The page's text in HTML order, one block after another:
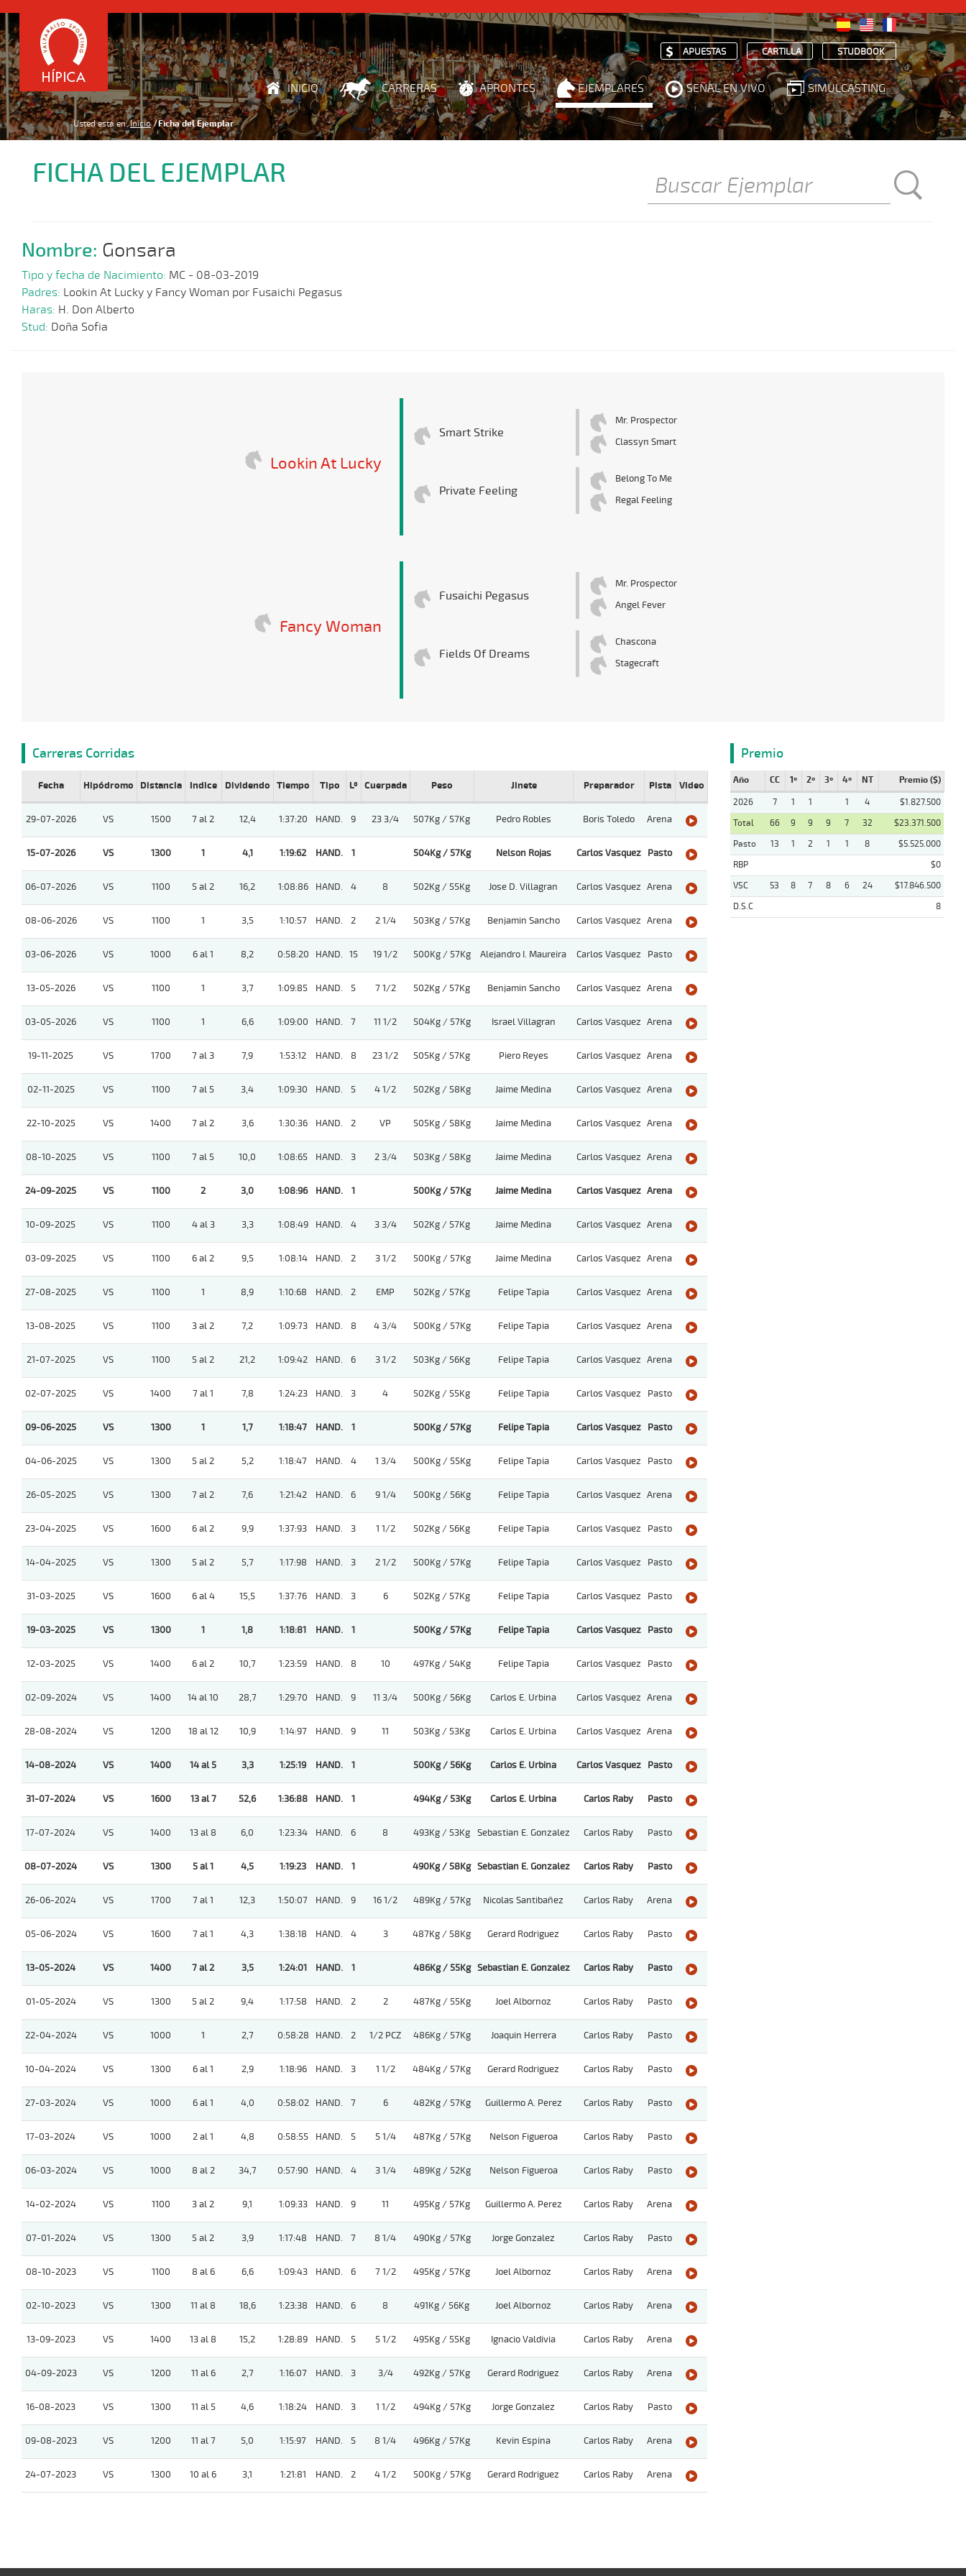
APUESTAS CARTILLA STUDBOOK
INICIO CARRERAS APRONTES EJEMPLARES SEÑAL EN VIVO SIMULCASTING
Usted está en: Inicio Ficha del Ejemplar
FICHA DEL EJEMPLAR
Nombre: Gonsara
Tipo y fecha de Nacimiento: MC - 08-03-2019
Padres: Lookin At Lucky y Fancy Woman por Fusaichi Pegasus
Haras: H. Don Alberto
Stud: Doña Sofia
Lookin At Lucky
Smart Strike
Mr. Prospector
Classyn Smart
Private Feeling
Belong To Me
Regal Feeling
Fancy Woman
Fusaichi Pegasus
Mr. Prospector
Angel Fever
Fields Of Dreams
Chascona
Stagecraft
Carreras Corridas
Fecha Hipódromo Distancia Indice Dividendo Tiempo Tipo Lº Cuerpada Peso Jinete Preparador Pista Video
29-07-2026 VS 1500 7 al 2 12,4 1:37:20 HAND. 9 23 3/4 507Kg / 57Kg Pedro Robles Boris Toledo Arena
15-07-2026 VS 1300 1 4,1 1:19:62 HAND. 1 504Kg / 57Kg Nelson Rojas Carlos Vasquez Pasto
06-07-2026 VS 1100 5 al 2 16,2 1:08:86 HAND. 4 8 502Kg / 55Kg Jose D. Villagran Carlos Vasquez Arena
08-06-2026 VS 1100 1 3,5 1:10:57 HAND. 2 2 1/4 503Kg / 57Kg Benjamin Sancho Carlos Vasquez Arena
03-06-2026 VS 1000 6 al 1 8,2 0:58:20 HAND. 15 19 1/2 500Kg / 57Kg Alejandro I. Maureira Carlos Vasquez Pasto
13-05-2026 VS 1100 1 3,7 1:09:85 HAND. 5 7 1/2 502Kg / 57Kg Benjamin Sancho Carlos Vasquez Arena
03-05-2026 VS 1100 1 6,6 1:09:00 HAND. 7 11 1/2 504Kg / 57Kg Israel Villagran Carlos Vasquez Arena
19-11-2025 VS 1700 7 al 3 7,9 1:53:12 HAND. 8 23 1/2 505Kg / 57Kg Piero Reyes Carlos Vasquez Arena
02-11-2025 VS 1100 7 al 5 3,4 1:09:30 HAND. 5 4 1/2 502Kg / 58Kg Jaime Medina Carlos Vasquez Arena
22-10-2025 VS 1400 7 al 2 3,6 1:30:36 HAND. 2 VP 505Kg / 58Kg Jaime Medina Carlos Vasquez Arena
08-10-2025 VS 1100 7 al 5 10,0 1:08:65 HAND. 3 2 3/4 503Kg / 58Kg Jaime Medina Carlos Vasquez Arena
24-09-2025 VS 1100 2 3,0 1:08:96 HAND. 1 500Kg / 57Kg Jaime Medina Carlos Vasquez Arena
10-09-2025 VS 1100 4 al 3 3,3 1:08:49 HAND. 4 3 3/4 502Kg / 57Kg Jaime Medina Carlos Vasquez Arena
03-09-2025 VS 1100 6 al 2 9,5 1:08:14 HAND. 2 3 1/2 500Kg / 57Kg Jaime Medina Carlos Vasquez Arena
27-08-2025 VS 1100 1 8,9 1:10:68 HAND. 2 EMP 502Kg / 57Kg Felipe Tapia Carlos Vasquez Arena
13-08-2025 VS 1100 3 al 2 7,2 1:09:73 HAND. 8 4 3/4 500Kg / 57Kg Felipe Tapia Carlos Vasquez Arena
21-07-2025 VS 1100 5 al 2 21,2 1:09:42 HAND. 6 3 1/2 503Kg / 56Kg Felipe Tapia Carlos Vasquez Arena
02-07-2025 VS 1400 7 al 1 7,8 1:24:23 HAND. 3 4 502Kg / 55Kg Felipe Tapia Carlos Vasquez Pasto
09-06-2025 VS 1300 1 1,7 1:18:47 HAND. 1 500Kg / 57Kg Felipe Tapia Carlos Vasquez Pasto
04-06-2025 VS 1300 5 al 2 5,2 1:18:47 HAND. 4 1 3/4 500Kg / 55Kg Felipe Tapia Carlos Vasquez Pasto
26-05-2025 VS 1300 7 al 2 7,6 1:21:42 HAND. 6 9 1/4 500Kg / 56Kg Felipe Tapia Carlos Vasquez Arena
23-04-2025 VS 1600 6 al 2 9,9 1:37:93 HAND. 3 1 1/2 502Kg / 56Kg Felipe Tapia Carlos Vasquez Pasto
14-04-2025 VS 1300 5 al 2 5,7 1:17:98 HAND. 3 2 1/2 500Kg / 57Kg Felipe Tapia Carlos Vasquez Pasto
31-03-2025 VS 1600 6 al 4 15,5 1:37:76 HAND. 3 6 502Kg / 57Kg Felipe Tapia Carlos Vasquez Pasto
19-03-2025 VS 1300 1 1,8 1:18:81 HAND. 1 500Kg / 57Kg Felipe Tapia Carlos Vasquez Pasto
12-03-2025 VS 1400 6 al 2 10,7 1:23:59 HAND. 8 10 497Kg / 54Kg Felipe Tapia Carlos Vasquez Pasto
02-09-2024 VS 1400 14 al 10 28,7 1:29:70 HAND. 9 11 3/4 500Kg / 56Kg Carlos E. Urbina Carlos Vasquez Arena
28-08-2024 VS 1200 18 al 12 10,9 1:14:97 HAND. 9 11 503Kg / 53Kg Carlos E. Urbina Carlos Vasquez Arena
14-08-2024 VS 1400 14 al 5 3,3 1:25:19 HAND. 1 500Kg / 56Kg Carlos E. Urbina Carlos Vasquez Pasto
31-07-2024 VS 1600 13 al 7 52,6 1:36:88 HAND. 1 494Kg / 53Kg Carlos E. Urbina Carlos Raby Pasto
17-07-2024 VS 1400 13 al 8 6,0 1:23:34 HAND. 6 8 493Kg / 53Kg Sebastian E. Gonzalez Carlos Raby Pasto
08-07-2024 VS 1300 5 al 1 4,5 1:19:23 HAND. 1 490Kg / 58Kg Sebastian E. Gonzalez Carlos Raby Pasto
26-06-2024 VS 1700 7 al 1 12,3 1:50:07 HAND. 9 16 1/2 489Kg / 57Kg Nicolas Santibañez Carlos Raby Arena
05-06-2024 VS 1600 7 al 1 4,3 1:38:18 HAND. 4 3 487Kg / 58Kg Gerard Rodriguez Carlos Raby Pasto
13-05-2024 VS 1400 7 al 2 3,5 1:24:01 HAND. 1 486Kg / 55Kg Sebastian E. Gonzalez Carlos Raby Pasto
01-05-2024 VS 1300 5 al 2 9,4 1:17:58 HAND. 2 2 487Kg / 55Kg Joel Albornoz Carlos Raby Pasto
22-04-2024 VS 1000 1 2,7 0:58:28 HAND. 2 1/2 PCZ 486Kg / 57Kg Joaquin Herrera Carlos Raby Pasto
10-04-2024 VS 1300 6 al 1 2,9 1:18:96 HAND. 3 1 1/2 484Kg / 57Kg Gerard Rodriguez Carlos Raby Pasto
27-03-2024 VS 1000 6 al 1 4,0 0:58:02 HAND. 7 6 482Kg / 57Kg Guillermo A. Perez Carlos Raby Pasto
17-03-2024 VS 1000 2 al 1 4,8 0:58:55 HAND. 5 5 1/4 487Kg / 57Kg Nelson Figueroa Carlos Raby Pasto
06-03-2024 VS 1000 8 al 2 34,7 0:57:90 HAND. 4 3 1/4 489Kg / 52Kg Nelson Figueroa Carlos Raby Pasto
14-02-2024 VS 1100 3 al 2 9,1 1:09:33 HAND. 9 11 495Kg / 57Kg Guillermo A. Perez Carlos Raby Arena
07-01-2024 VS 1300 5 al 2 3,9 1:17:48 HAND. 7 8 1/4 490Kg / 57Kg Jorge Gonzalez Carlos Raby Pasto
08-10-2023 VS 1100 8 al 6 6,6 1:09:43 HAND. 6 7 1/2 495Kg / 57Kg Joel Albornoz Carlos Raby Arena
02-10-2023 VS 1300 11 al 8 18,6 1:23:38 HAND. 6 8 491Kg / 56Kg Joel Albornoz Carlos Raby Arena
13-09-2023 VS 1400 13 al 8 15,2 1:28:89 HAND. 5 5 1/2 495Kg / 55Kg Ignacio Valdivia Carlos Raby Arena
04-09-2023 VS 1200 11 al 6 2,7 1:16:07 HAND. 3 3/4 492Kg / 57Kg Gerard Rodriguez Carlos Raby Arena
16-08-2023 VS 1300 11 al 5 4,6 1:18:24 HAND. 3 1 1/2 494Kg / 57Kg Jorge Gonzalez Carlos Raby Pasto
09-08-2023 VS 1200 11 al 7 5,0 1:15:97 HAND. 5 8 1/4 496Kg / 57Kg Kevin Espina Carlos Raby Arena
24-07-2023 VS 1300 10 al 6 3,1 1:21:81 HAND. 2 4 1/2 500Kg / 57Kg Gerard Rodriguez Carlos Raby Arena
Premio
Año CC 1º 2º 3º 4º NT Premio ($)
2026 7 1 1 1 4
$1.827.500
Total
66 9 9 9 7 32
$23.371.500
Pasto
13 1 2 1 1 8
$5.525.000
RBP
$0
VSC
53 8 7 8 6 24
$17.846.500
D.S.C
8